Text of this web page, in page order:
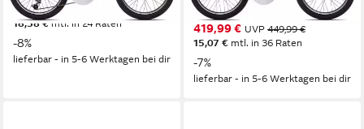
369,99 €
399,99 €
18,38 €mtl. in 24 Raten
-8%
lieferbar - in 5-6 Werktagen bei dir
80 kg Zul. Gesamtgewicht
419,99 € UVP 449,99 €
15,07 € mtl. in 36 Raten
-7%
lieferbar - in 5-6 Werktagen bei dir